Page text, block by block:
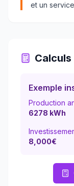
et un
Exemple
Production
6278 kWh
8,000€